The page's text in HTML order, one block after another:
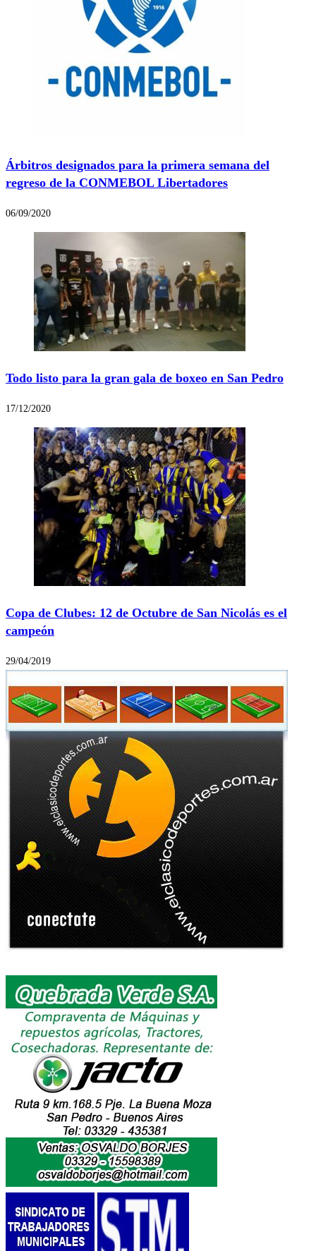
Árbitros designados para la primera semana del
regreso de la CONMEBOL Libertadores
06/09/2020
Todo listo para la gran gala de boxeo en San Pedro
17/12/2020
Copa de Clubes: 12 de Octubre de San Nicolás es el
campeón
29/04/2019